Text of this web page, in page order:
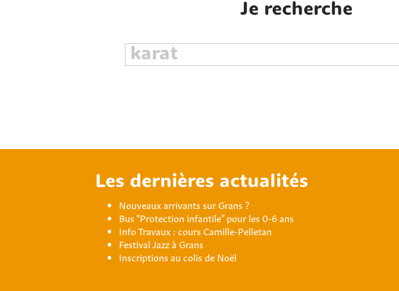
Je recherche
Les dernières actualités
Nouveaux arrivants sur Grans ?
Bus “Protection infantile” pour les 0-6 ans
Info Travaux : cours Camille-Pelletan
Festival Jazz à Grans
Inscriptions au colis de Noël